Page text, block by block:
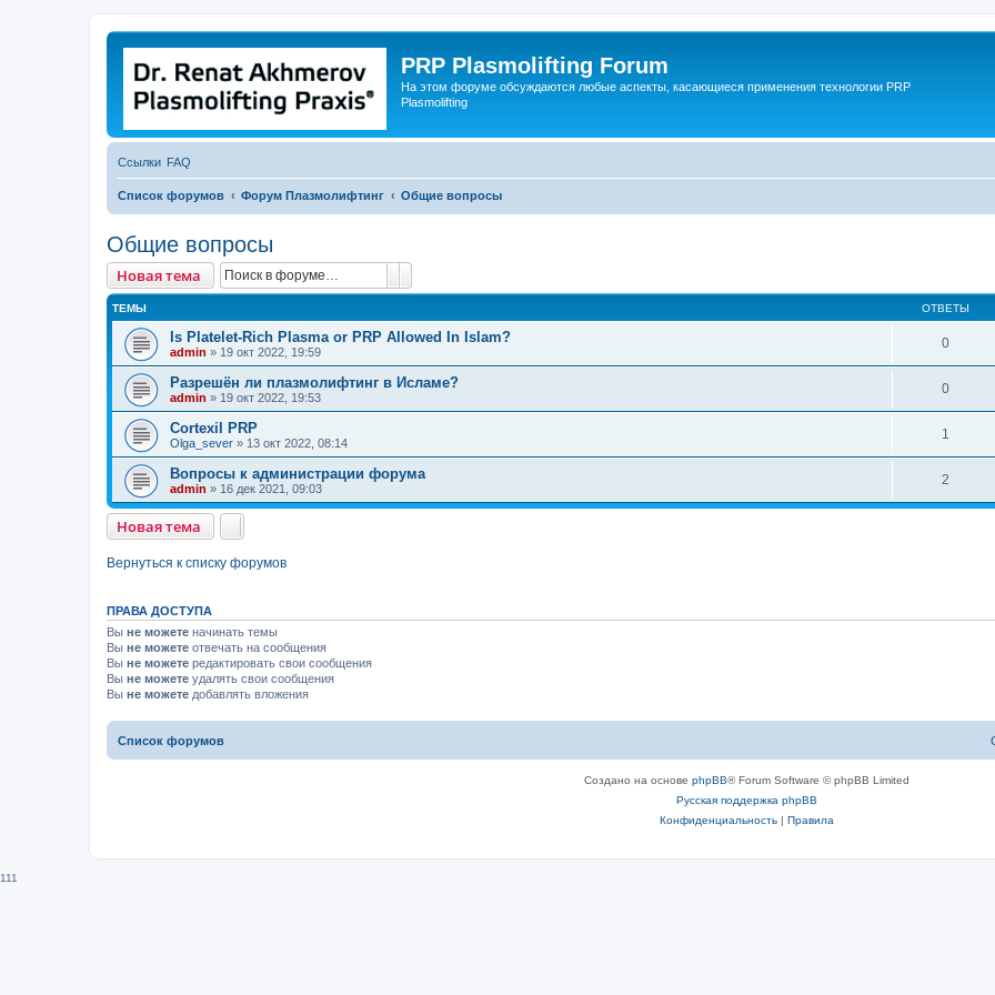
PRP Plasmolifting Forum
На этом форуме обсуждаются любые аспекты, касающиеся применения технологии PRP
Plasmolifting
Ссылки FAQ
Список форумов Форум Плазмолифтинг Общие вопросы
Общие вопросы
Новая тема
ТЕМЫ ОТВЕТЫ
Is Platelet-Rich Plasma or PRP Allowed In Islam?
admin » 19 окт 2022, 19:59
0
Разрешён ли плазмолифтинг в Исламе?
admin » 19 окт 2022, 19:53
0
Cortexil PRP
Olga_sever » 13 окт 2022, 08:14
1
Вопросы к администрации форума
admin » 16 дек 2021, 09:03
2
Новая тема
Вернуться к списку форумов
ПРАВА ДОСТУПА
Вы не можете начинать темы
Вы не можете отвечать на сообщения
Вы не можете редактировать свои сообщения
Вы не можете удалять свои сообщения
Вы не можете добавлять вложения
Список форумов
Создано на основе phpBB® Forum Software © phpBB Limited
Русская поддержка phpBB
Конфиденциальность| Правила
111